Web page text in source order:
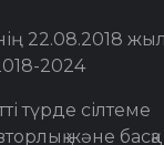
22.08.2018
2024
түрде сілтеме
және